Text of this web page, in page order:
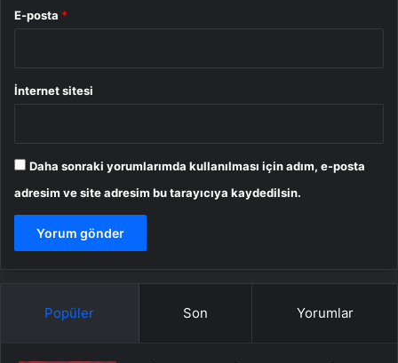
E-posta *
İnternet sitesi
Daha sonraki yorumlarımda kullanılması için adım, e-posta
adresim ve site adresim bu tarayıcıya kaydedilsin.
Popüler Son Yorumlar